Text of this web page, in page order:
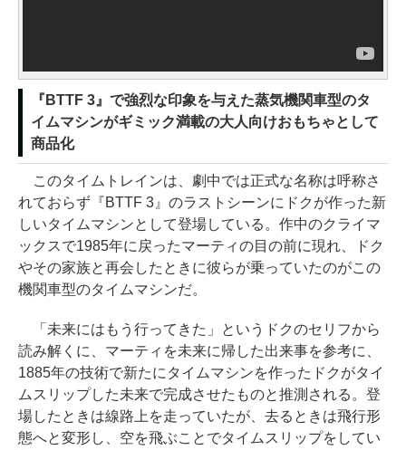
『BTTF 3』で強烈な印象を与えた蒸気機関車型のタ
イムマシンがギミック満載の大人向けおもちゃとして
商品化
このタイムトレインは、劇中では正式な名称は呼称さ
れておらず『BTTF 3』のラストシーンにドクが作った新
しいタイムマシンとして登場している。作中のクライマ
ックスで1985年に戻ったマーティの目の前に現れ、ドク
やその家族と再会したときに彼らが乗っていたのがこの
機関車型のタイムマシンだ。
「未来にはもう行ってきた」というドクのセリフから
読み解くに、マーティを未来に帰した出来事を参考に、
1885年の技術で新たにタイムマシンを作ったドクがタイ
ムスリップした未来で完成させたものと推測される。登
場したときは線路上を走っていたが、去るときは飛行形
態へと変形し、空を飛ぶことでタイムスリップをしてい